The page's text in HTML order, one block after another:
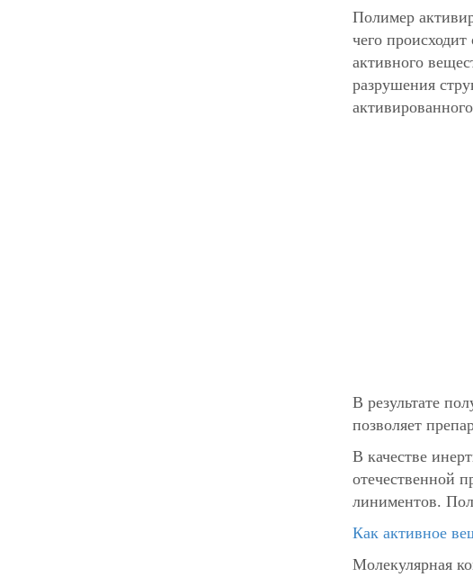
Полимер
чего
активного
разрушения
В результате
позволяет
В качестве
отечественной
линиментов.
Как активное
Молекулярная